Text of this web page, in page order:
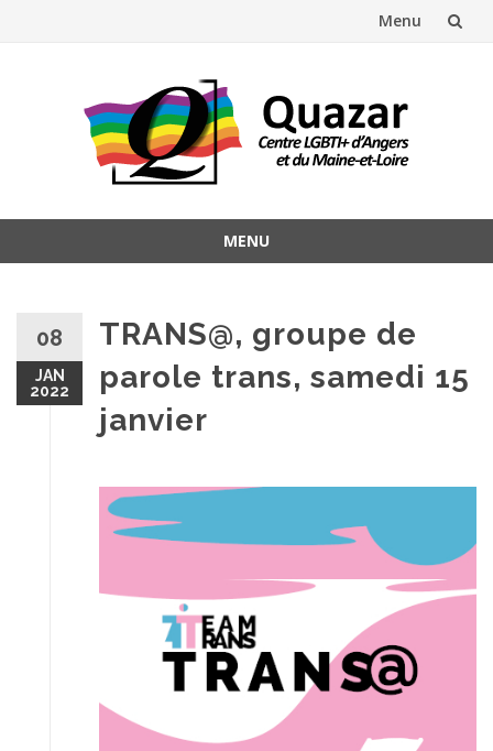
Menu
MENU
08
JAN
2022
TRANS@, groupe de
parole trans, samedi 15
janvier